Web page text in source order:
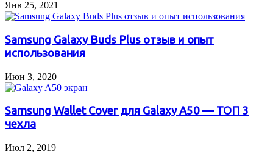
Янв 25, 2021
Samsung Galaxy Buds Plus отзыв и опыт
использования
Июн 3, 2020
Samsung Wallet Cover для Galaxy A50 — ТОП 3
чехла
Июл 2, 2019